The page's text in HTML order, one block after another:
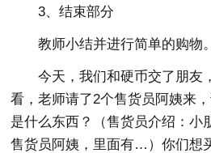
3、结束部分
教师小结并进行简单的购物。
今天，我们和硬币交了朋友
看，老师请了2个售货员阿姨来
是什么东西？（售货员介绍：小
售货员阿姨，里面有…）你们想